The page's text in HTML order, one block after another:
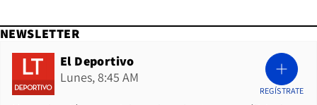
NEWSLETTER
El Deportivo
Lunes, 8:45 AM
REGÍSTRATE